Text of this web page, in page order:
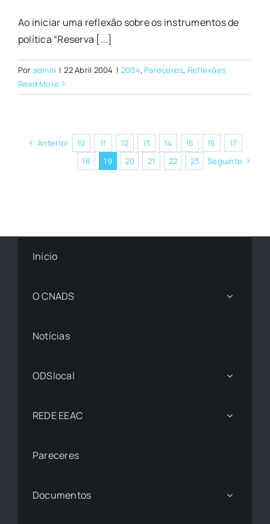
Ao iniciar uma reflexão sobre os instrumentos de
política “Reserva [...]
Por admin | 22 Abril 2004 | 2004, Pareceres, Reflexões
Read More
Anterior 10 11 12 13 14 15 16
17
18
19 20 21 22 23 Seguinte
Início
O CNADS
Notícias
ODSlocal
REDE EEAC
Pareceres
Documentos